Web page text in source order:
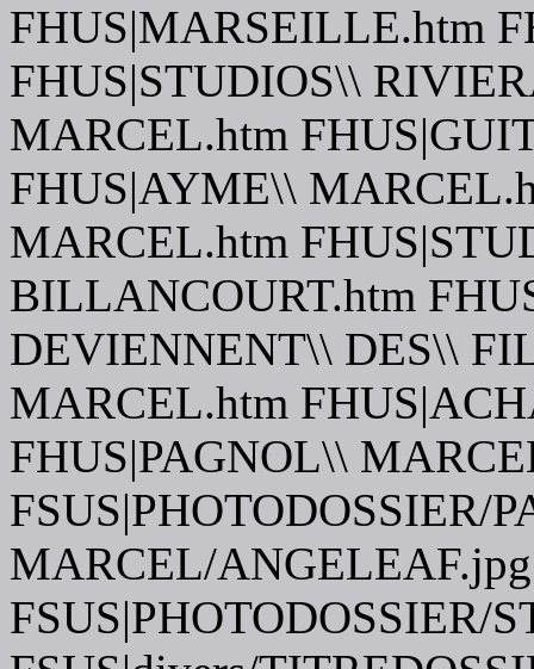
FHUS|MARSEILLE.htm
FHUS|STUDIOS\\
MARCEL.htm
FHUS|AYME\\
MARCEL.htm
BILLANCOURT.htm
DEVIENNENT\\ DES\\
MARCEL.htm
FHUS|PAGNOL\\
FSUS|PHOTODOSSIER/
MARCEL/ANGELEAF.jpg